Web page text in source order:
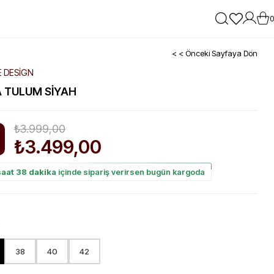
0
< < Önceki Sayfaya Dön
DESİGN
TULUM SIYAH
₺3.999,00
₺3.499,00
38 dakika içinde sipariş verirsen bugün kargoda
38 40 42